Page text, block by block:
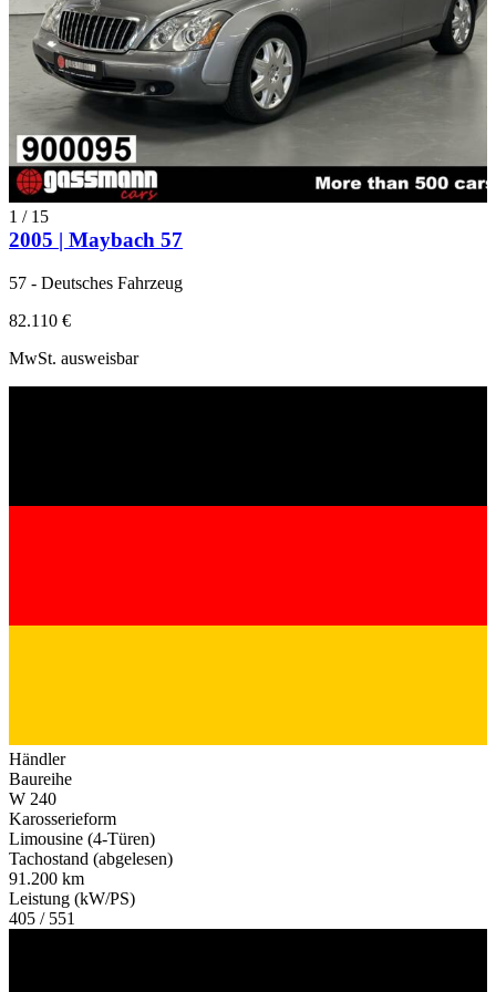
1 / 15
2005 | Maybach 57
57 - Deutsches Fahrzeug
82.110 €
MwSt. ausweisbar
Händler
Baureihe
W 240
Karosserieform
Limousine (4-Türen)
Tachostand (abgelesen)
91.200 km
Leistung (kW/PS)
405 / 551